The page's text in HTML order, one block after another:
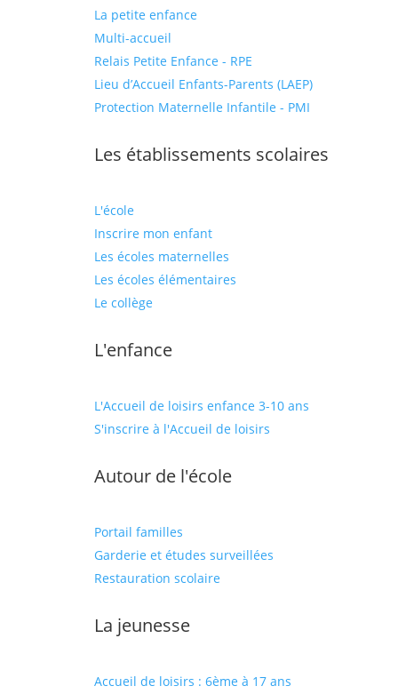
La petite enfance
Multi-accueil
Relais Petite Enfance - RPE
Lieu d’Accueil Enfants-Parents (LAEP)
Protection Maternelle Infantile - PMI
Les établissements scolaires
L'école
Inscrire mon enfant
Les écoles maternelles
Les écoles élémentaires
Le collège
L'enfance
L'Accueil de loisirs enfance 3-10 ans
S'inscrire à l'Accueil de loisirs
Autour de l'école
Portail familles
Garderie et études surveillées
Restauration scolaire
La jeunesse
Accueil de loisirs : 6ème à 17 ans